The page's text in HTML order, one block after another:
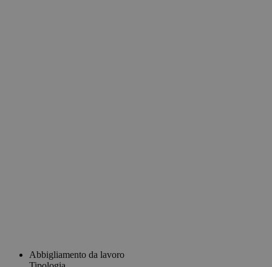
Abbigliamento da lavoro